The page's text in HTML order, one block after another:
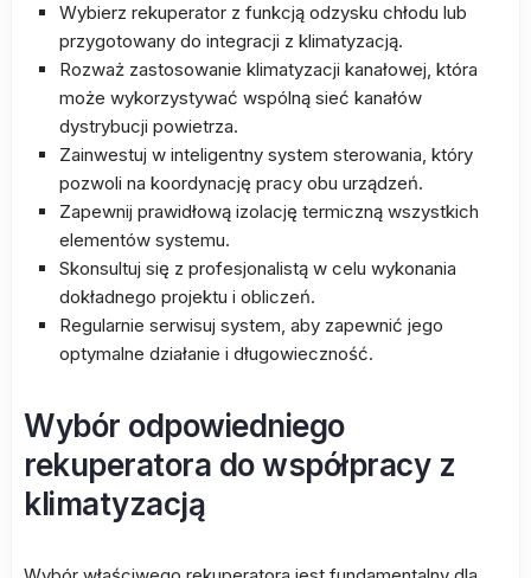
Wybierz rekuperator z funkcją odzysku chłodu lub
przygotowany do integracji z klimatyzacją.
Rozważ zastosowanie klimatyzacji kanałowej, która
może wykorzystywać wspólną sieć kanałów
dystrybucji powietrza.
Zainwestuj w inteligentny system sterowania, który
pozwoli na koordynację pracy obu urządzeń.
Zapewnij prawidłową izolację termiczną wszystkich
elementów systemu.
Skonsultuj się z profesjonalistą w celu wykonania
dokładnego projektu i obliczeń.
Regularnie serwisuj system, aby zapewnić jego
optymalne działanie i długowieczność.
Wybór odpowiedniego
rekuperatora do współpracy z
klimatyzacją